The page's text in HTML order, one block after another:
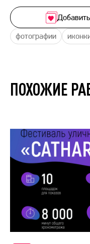
фотографии
ПОХОЖИЕ